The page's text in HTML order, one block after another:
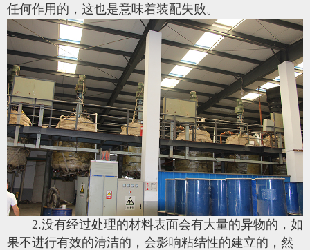
任何作用的，这也是意味着装配失败。
2.没有经过处理的材料表面会有大量的异物的，如
果不进行有效的清洁的，会影响粘结性的建立的，然